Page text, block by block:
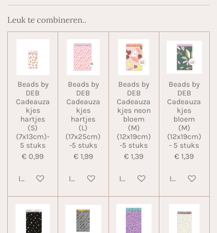
Leuk te combineren..
Beads by
DEB
Cadeauza
kjes
hartjes
(S)
(7x13cm)-
5 stuks
€ 0,99
In winkelwagen
Beads by
DEB
Cadeauza
kjes
hartjes
(L)
(17x25cm)
-5 stuks
€ 1,99
In winkelwagen
Beads by
DEB
Cadeauza
kjes neon
bloem
(M)
(12x19cm)
-5 stuks
€ 1,39
In winkelwagen
Beads by
DEB
Cadeauza
kjes
bloem
(M)
(12x19cm)
- 5 stuks
€ 1,39
In